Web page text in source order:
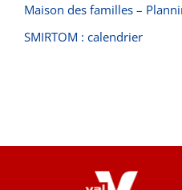
Maison des familles –
SMIRTOM : calendrier